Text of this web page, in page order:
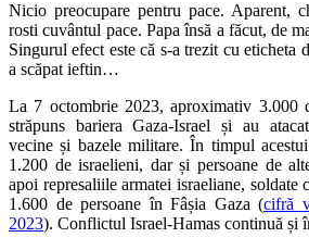
Nicio preocupare pentru pace. Aparent,
rosti cuvântul pace. Papa însă a făcut, de
Singurul efect este că s-a trezit cu eticheta
a scăpat ieftin…
La 7 octombrie 2023, aproximativ
străpuns bariera Gaza-Israel și au
vecine și bazele militare. În timpul
1.200 de israelieni, dar și persoane de
apoi represaliile armatei israeliane, soldate
1.600 de persoane în Fâșia Gaza (cifră
2023). Conflictul Israel-Hamas continuă și